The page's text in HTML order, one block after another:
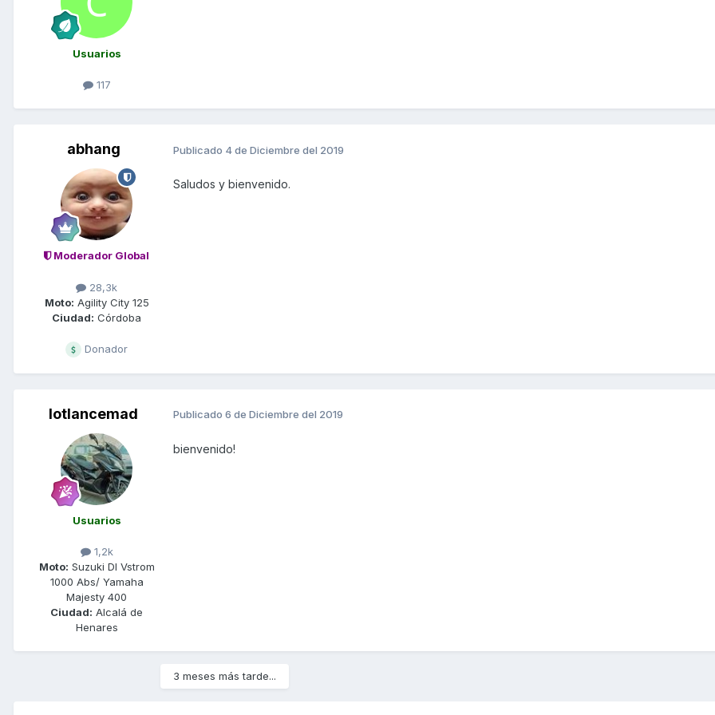
Usuarios
117
abhang
Moderador Global
28,3k
Moto: Agility City 125
Ciudad: Córdoba
Donador
Publicado 4 de Diciembre del 2019
Saludos y bienvenido.
lotlancemad
Usuarios
1,2k
Moto: Suzuki Dl Vstrom
1000 Abs/ Yamaha
Majesty 400
Ciudad: Alcalá de
Henares
Publicado 6 de Diciembre del 2019
bienvenido!
3 meses más tarde...